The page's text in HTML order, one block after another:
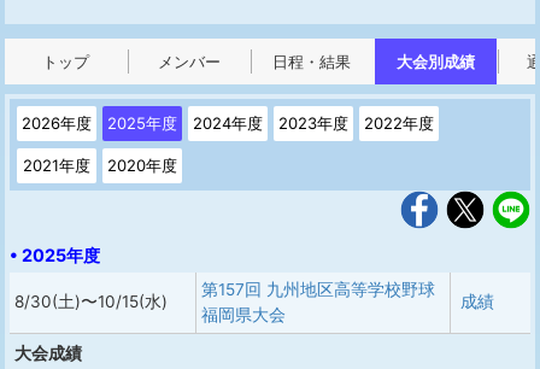
トップ メンバー 日程・結果 大会別成績
2026年度 2025年度 2024年度 2023年度 2022年度
2021年度 2020年度
• 2025年度
8/30(土)〜10/15(水)
第157回 九州地区高等学校野球
福岡県大会
成績
大会成績